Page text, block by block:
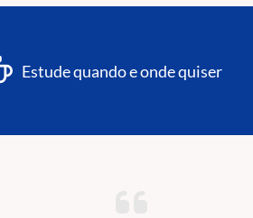
Estude quando e onde quiser